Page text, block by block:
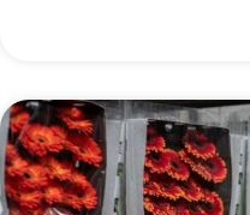
voor mij makkelijker
heb, vind ik echt
worden ingepakt in
gebracht. Hier komen
kijken. In deze tak van de